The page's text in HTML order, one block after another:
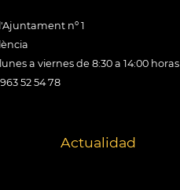
nº 1
a viernes de 8:30 a 14:00 horas
52 54 78
Actualidad